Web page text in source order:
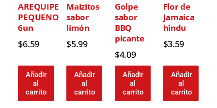
AREQUIPE
PEQUENO
6un
$6.59
Añadir
al
carrito
Maizitos
sabor
limón
$5.99
Añadir
al
carrito
Golpe
sabor
BBQ
picante
$4.09
Añadir
al
carrito
Flor de
Jamaica
hindu
$3.59
Añadir
al
carrito